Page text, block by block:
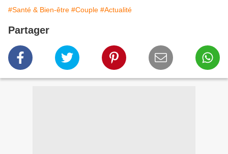
#Santé & Bien-être #Couple #Actualité
Partager